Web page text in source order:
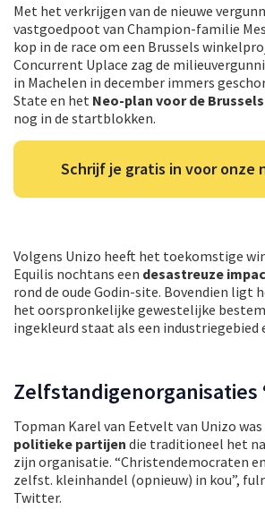
Met het verkrijgen van de nieuwe
vastgoedpoot van Champion-familie
kop in de race om een Brussels
Concurrent Uplace zag de
in Machelen in december immers
State en het Neo-plan voor de
nog in de startblokken.
Schrijf je gratis in voor onze
Volgens Unizo heeft het toekomstige
Equilis nochtans een desastreuze
rond de oude Godin-site. Bovendien ligt
het oorspronkelijke gewestelijke
ingekleurd staat als een industriegebied
Zelfstandigenorganisaties
Topman Karel van Eetvelt van Unizo was
politieke partijen die traditioneel het
zijn organisatie. “Christendemocraten
zelfst. kleinhandel (opnieuw) in kou”,
Twitter.